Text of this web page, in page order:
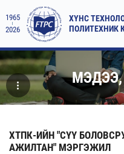
1965
2026
ХҮНС
ПОЛИТЕХНИК
ХТПК-ИЙН "СҮҮ
АЖИЛТАН" МЭРГЭЖИЛ